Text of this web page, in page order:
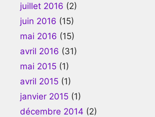
juillet 2016 (2)
juin 2016 (15)
mai 2016 (15)
avril 2016 (31)
mai 2015 (1)
avril 2015 (1)
janvier 2015 (1)
décembre 2014 (2)